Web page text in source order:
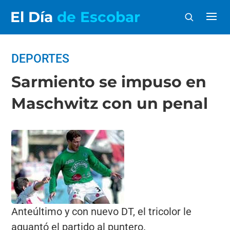
El Día de Escobar
DEPORTES
Sarmiento se impuso en
Maschwitz con un penal
Anteúltimo y con nuevo DT, el tricolor le
aguantó el partido al puntero.